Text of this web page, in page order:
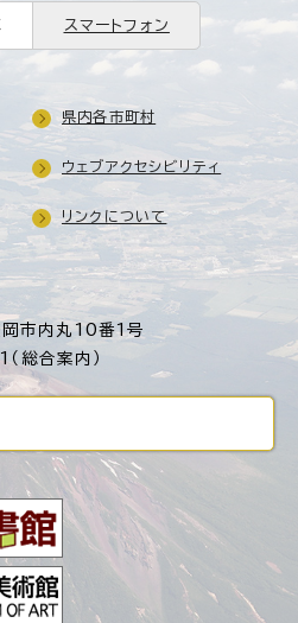
スマートフォン
市内丸10番1号
総合案内）
県内各市町村
ウェブアクセシビリティ
リンクについて